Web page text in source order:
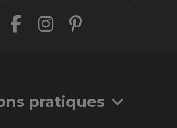
pratiques